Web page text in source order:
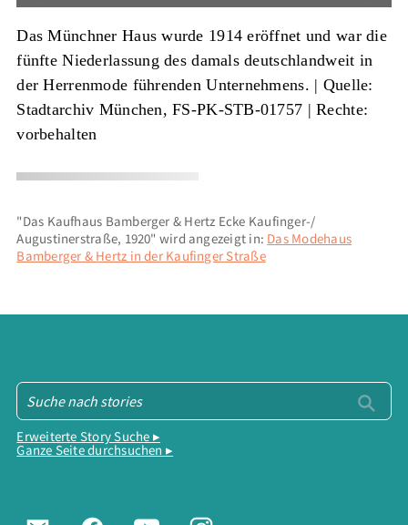
Das Münchner Haus wurde 1914 eröffnet und war die
fünfte Niederlassung des damals deutschlandweit in
der Herrenmode führenden Unternehmens. | Quelle:
Stadtarchiv München, FS-PK-STB-01757 | Rechte:
vorbehalten
"Das Kaufhaus Bamberger & Hertz Ecke Kaufinger-/
Augustinerstraße, 1920" wird angezeigt in: Das Modehaus
Bamberger & Hertz in der Kaufinger Straße
Erweiterte Story Suche ▸
Ganze Seite durchsuchen ▸